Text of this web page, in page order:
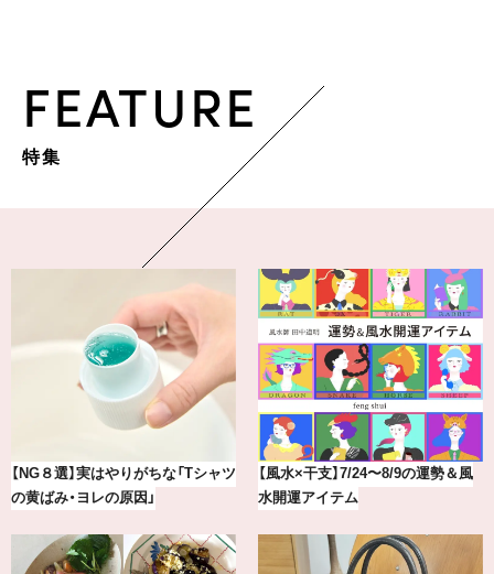
FEATURE
特集
最新版！東京都内のおしゃれな朝活
カフェ＆モーニング9選
冷凍宅配食【nosh-ナッシュ】で叶
える、がんばる私の「がん…